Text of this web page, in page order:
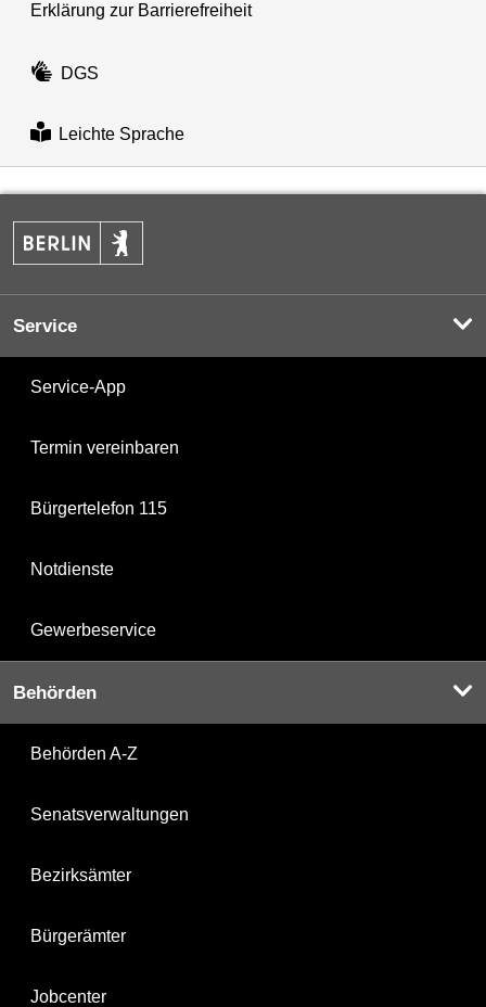
Erklärung zur Barrierefreiheit
DGS
Leichte Sprache
Service
Service-App
Termin vereinbaren
Bürgertelefon 115
Notdienste
Gewerbeservice
Behörden
Behörden A-Z
Senatsverwaltungen
Bezirksämter
Bürgerämter
Jobcenter